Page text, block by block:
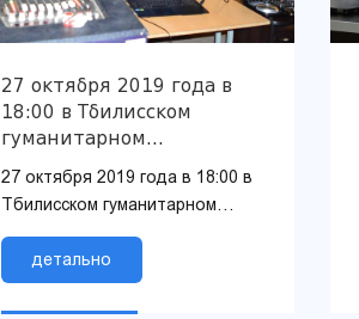
27 октября 2019 года в
18:00 в Тбилисском
гуманитарном
университете состоялся
приветственный вечер
первокурсников!
27 октября 2019 года в 18:00 в
Тбилисском гуманитарном
приветственный вечер
первокурсников!
детально